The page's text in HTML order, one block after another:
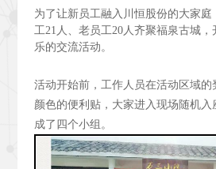
为了让新员工融入川恒股份的大家庭
工21人、老员工20人齐聚福泉古城
乐的交流活动。
活动开始前，工作人员在活动区域的
颜色的便利贴，大家进入现场随机入
成了四个小组。